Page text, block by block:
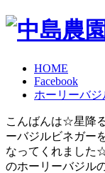
HOME
Facebook
ホーリーバ
こんばんは☆星降
ーバジルビネガー
なってくれました
のホーリーバジル